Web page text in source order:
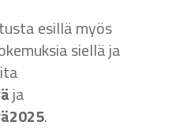
esillä myös
siellä ja
ja
.